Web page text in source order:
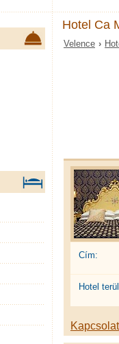
Hotel Ca
Velence ›
Cím:
Hotel